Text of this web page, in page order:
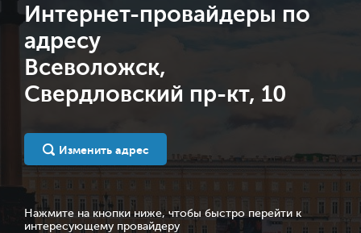
Интернет-провайдеры по
адресу
Всеволожск,
Свердловский пр-кт, 10
Изменить адрес
Нажмите на кнопки ниже, чтобы быстро перейти к
интересующему провайдеру